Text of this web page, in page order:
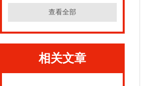
查看全部
相关文章